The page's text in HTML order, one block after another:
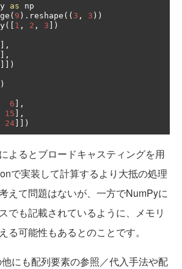
as
( 9 ). reshape (( 3 , 3 ))
([ 1 , 2 , 3 ])
],
],
]])
6 ],
15 ],
24]])
よるとブロードキャスティングを用
で実装して計算するより大抵の処理
えて問題はないが、一方でNumPyに
でも記載されているように、メモリ
る可能性もあるとのことです。
にも配列要素の参照／代入手法や配